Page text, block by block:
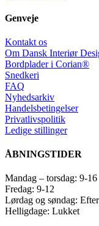
Genveje
Kontakt os
Om Dansk Interiør
Bordplader i Corian®
Snedkeri
FAQ
Nyhedsarkiv
Handelsbetingelser
Privatlivspolitik
Ledige stillinger
ÅBNINGSTIDER
Mandag – torsdag: 9-16
Fredag: 9-12
Lørdag og søndag:
Helligdage: Lukket